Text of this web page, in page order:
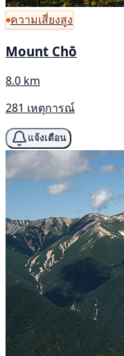
ความเสี่ยงสูง
Mount Chō
8.0 km
281 เหตุการณ์
แจ้งเตือน